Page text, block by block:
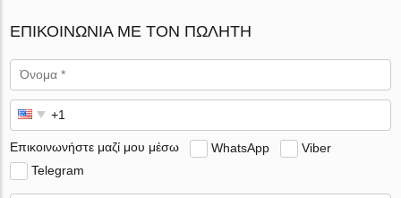
ΕΠΙΚΟΙΝΩΝΊΑ ΜΕ ΤΟΝ ΠΩΛΗΤΉ
Επικοινωνήστε μαζί μου μέσω WhatsApp
Viber
Telegram